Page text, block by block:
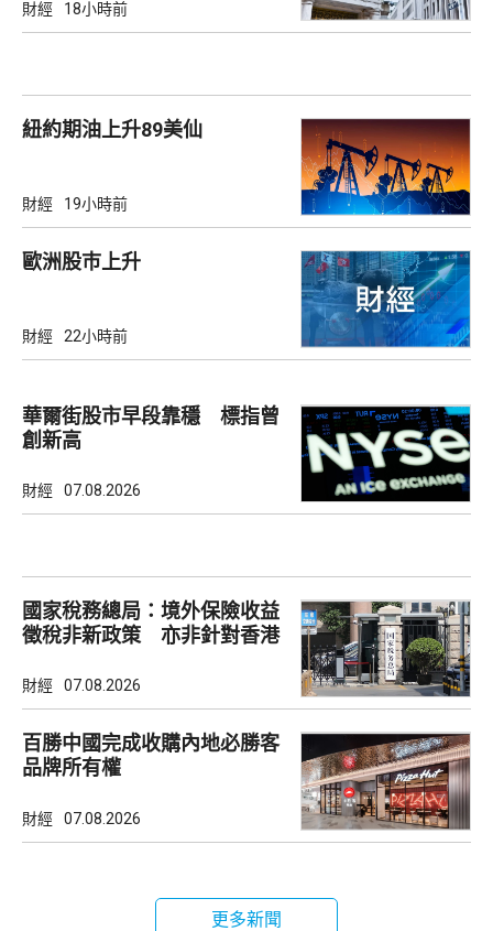
財經 18小時前
紐約期油上升89美仙
財經 19小時前
歐洲股巿上升
財經 22小時前
華爾街股市早段靠穩 標指曾
創新高
財經 07.08.2026
國家稅務總局：境外保險收益
徵稅非新政策 亦非針對香港
財經 07.08.2026
百勝中國完成收購內地必勝客
品牌所有權
財經 07.08.2026
更多新聞